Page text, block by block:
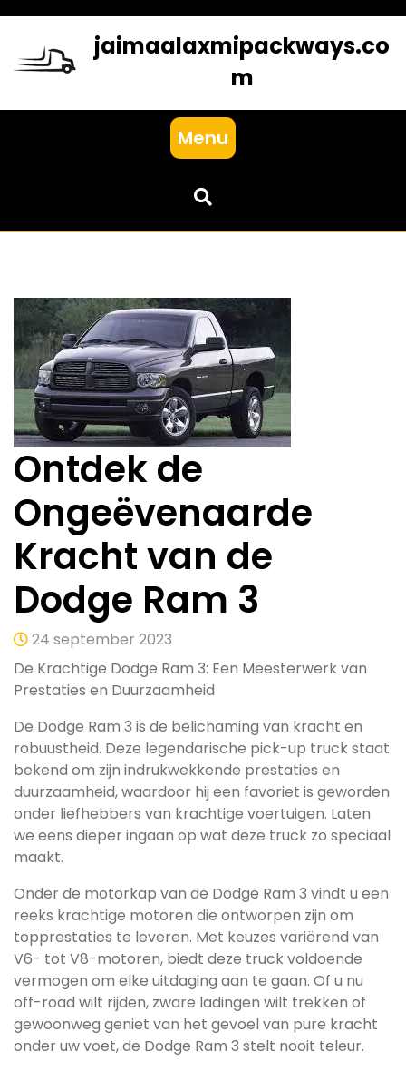
content
jaimaalaxmipackways.co
m
Menu
Ontdek de
Ongeëvenaarde
Kracht van de
Dodge Ram 3
24 september 2023
De Krachtige Dodge Ram 3: Een Meesterwerk van
Prestaties en Duurzaamheid
De Dodge Ram 3 is de belichaming van kracht en
robuustheid. Deze legendarische pick-up truck staat
bekend om zijn indrukwekkende prestaties en
duurzaamheid, waardoor hij een favoriet is geworden
onder liefhebbers van krachtige voertuigen. Laten
we eens dieper ingaan op wat deze truck zo speciaal
maakt.
Onder de motorkap van de Dodge Ram 3 vindt u een
reeks krachtige motoren die ontworpen zijn om
topprestaties te leveren. Met keuzes variërend van
V6- tot V8-motoren, biedt deze truck voldoende
vermogen om elke uitdaging aan te gaan. Of u nu
off-road wilt rijden, zware ladingen wilt trekken of
gewoonweg geniet van het gevoel van pure kracht
onder uw voet, de Dodge Ram 3 stelt nooit teleur.